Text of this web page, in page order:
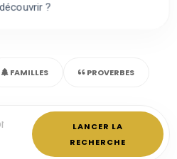
?
FAMILLES PROVERBES
LANCER LA
RECHERCHE